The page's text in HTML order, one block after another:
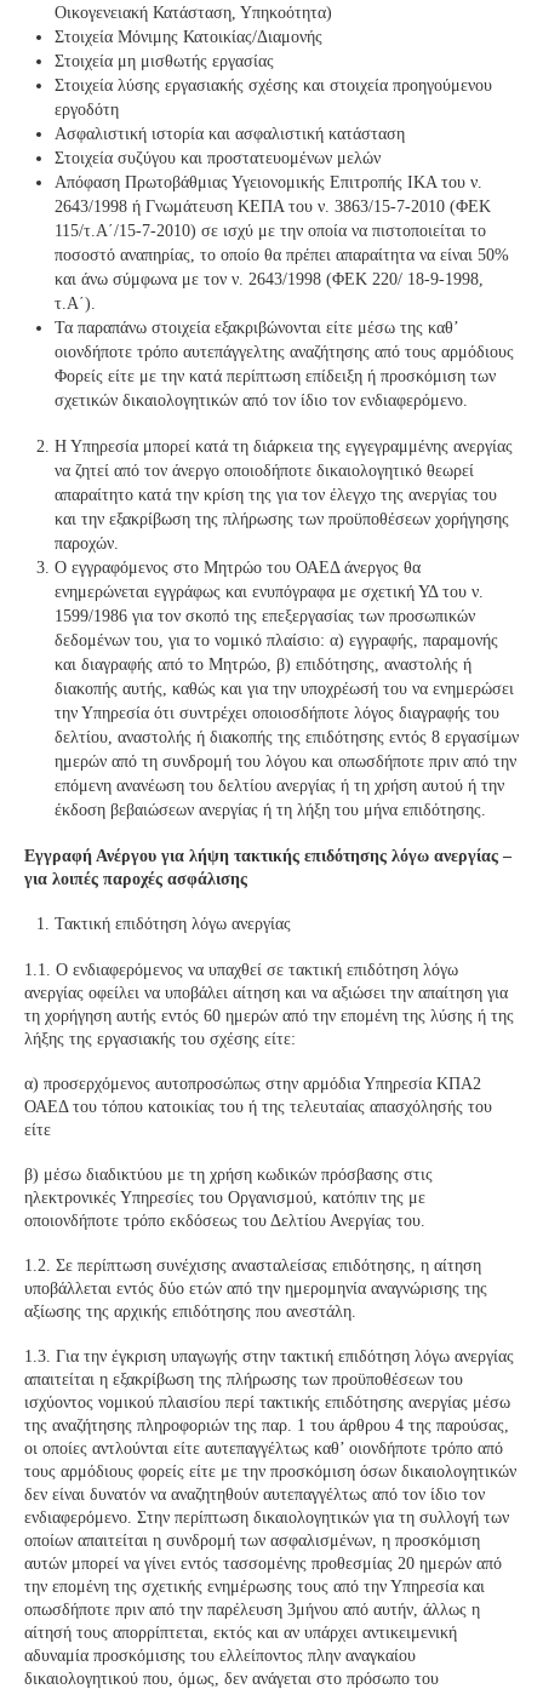
Οικογενειακή Κατάσταση, Υπηκοότητα)
Στοιχεία Μόνιμης Κατοικίας/Διαμονής
Στοιχεία μη μισθωτής εργασίας
Στοιχεία λύσης εργασιακής σχέσης και στοιχεία προηγούμενου
εργοδότη
Ασφαλιστική ιστορία και ασφαλιστική κατάσταση
Στοιχεία συζύγου και προστατευομένων μελών
Απόφαση Πρωτοβάθμιας Υγειονομικής Επιτροπής ΙΚΑ του ν.
2643/1998 ή Γνωμάτευση ΚΕΠΑ του ν. 3863/15-7-2010 (ΦΕΚ
115/τ.Α΄/15-7-2010) σε ισχύ με την οποία να πιστοποιείται το
ποσοστό αναπηρίας, το οποίο θα πρέπει απαραίτητα να είναι 50%
και άνω σύμφωνα με τον ν. 2643/1998 (ΦΕΚ 220/ 18-9-1998,
τ.Α΄).
Τα παραπάνω στοιχεία εξακριβώνονται είτε μέσω της καθ’
οιονδήποτε τρόπο αυτεπάγγελτης αναζήτησης από τους αρμόδιους
Φορείς είτε με την κατά περίπτωση επίδειξη ή προσκόμιση των
σχετικών δικαιολογητικών από τον ίδιο τον ενδιαφερόμενο.
Η Υπηρεσία μπορεί κατά τη διάρκεια της εγγεγραμμένης ανεργίας
να ζητεί από τον άνεργο οποιοδήποτε δικαιολογητικό θεωρεί
απαραίτητο κατά την κρίση της για τον έλεγχο της ανεργίας του
και την εξακρίβωση της πλήρωσης των προϋποθέσεων χορήγησης
παροχών.
Ο εγγραφόμενος στο Μητρώο του ΟΑΕΔ άνεργος θα
ενημερώνεται εγγράφως και ενυπόγραφα με σχετική ΥΔ του ν.
1599/1986 για τον σκοπό της επεξεργασίας των προσωπικών
δεδομένων του, για το νομικό πλαίσιο: α) εγγραφής, παραμονής
και διαγραφής από το Μητρώο, β) επιδότησης, αναστολής ή
διακοπής αυτής, καθώς και για την υποχρέωσή του να ενημερώσει
την Υπηρεσία ότι συντρέχει οποιοσδήποτε λόγος διαγραφής του
δελτίου, αναστολής ή διακοπής της επιδότησης εντός 8 εργασίμων
ημερών από τη συνδρομή του λόγου και οπωσδήποτε πριν από την
επόμενη ανανέωση του δελτίου ανεργίας ή τη χρήση αυτού ή την
έκδοση βεβαιώσεων ανεργίας ή τη λήξη του μήνα επιδότησης.
Εγγραφή Ανέργου για λήψη τακτικής επιδότησης λόγω ανεργίας –
για λοιπές παροχές ασφάλισης
Τακτική επιδότηση λόγω ανεργίας
1.1. Ο ενδιαφερόμενος να υπαχθεί σε τακτική επιδότηση λόγω
ανεργίας οφείλει να υποβάλει αίτηση και να αξιώσει την απαίτηση για
τη χορήγηση αυτής εντός 60 ημερών από την επομένη της λύσης ή της
λήξης της εργασιακής του σχέσης είτε:
α) προσερχόμενος αυτοπροσώπως στην αρμόδια Υπηρεσία ΚΠΑ2
ΟΑΕΔ του τόπου κατοικίας του ή της τελευταίας απασχόλησής του
είτε
β) μέσω διαδικτύου με τη χρήση κωδικών πρόσβασης στις
ηλεκτρονικές Υπηρεσίες του Οργανισμού, κατόπιν της με
οποιονδήποτε τρόπο εκδόσεως του Δελτίου Ανεργίας του.
1.2. Σε περίπτωση συνέχισης ανασταλείσας επιδότησης, η αίτηση
υποβάλλεται εντός δύο ετών από την ημερομηνία αναγνώρισης της
αξίωσης της αρχικής επιδότησης που ανεστάλη.
1.3. Για την έγκριση υπαγωγής στην τακτική επιδότηση λόγω ανεργίας
απαιτείται η εξακρίβωση της πλήρωσης των προϋποθέσεων του
ισχύοντος νομικού πλαισίου περί τακτικής επιδότησης ανεργίας μέσω
της αναζήτησης πληροφοριών της παρ. 1 του άρθρου 4 της παρούσας,
οι οποίες αντλούνται είτε αυτεπαγγέλτως καθ’ οιονδήποτε τρόπο από
τους αρμόδιους φορείς είτε με την προσκόμιση όσων δικαιολογητικών
δεν είναι δυνατόν να αναζητηθούν αυτεπαγγέλτως από τον ίδιο τον
ενδιαφερόμενο. Στην περίπτωση δικαιολογητικών για τη συλλογή των
οποίων απαιτείται η συνδρομή των ασφαλισμένων, η προσκόμιση
αυτών μπορεί να γίνει εντός τασσομένης προθεσμίας 20 ημερών από
την επομένη της σχετικής ενημέρωσης τους από την Υπηρεσία και
οπωσδήποτε πριν από την παρέλευση 3μήνου από αυτήν, άλλως η
αίτησή τους απορρίπτεται, εκτός και αν υπάρχει αντικειμενική
αδυναμία προσκόμισης του ελλείποντος πλην αναγκαίου
δικαιολογητικού που, όμως, δεν ανάγεται στο πρόσωπο του